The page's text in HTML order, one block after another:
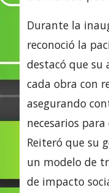
Durante la
reconoció la
destacó que
cada obra con
asegurando
necesarios
Reiteró que su
un modelo de
de impacto